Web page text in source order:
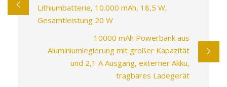
Lithiumbatterie, 10.000 mAh, 18,5 W,
Gesamtleistung 20 W
10000 mAh Powerbank aus
Aluminiumlegierung mit großer Kapazität
und 2,1 A Ausgang, externer Akku,
tragbares Ladegerät